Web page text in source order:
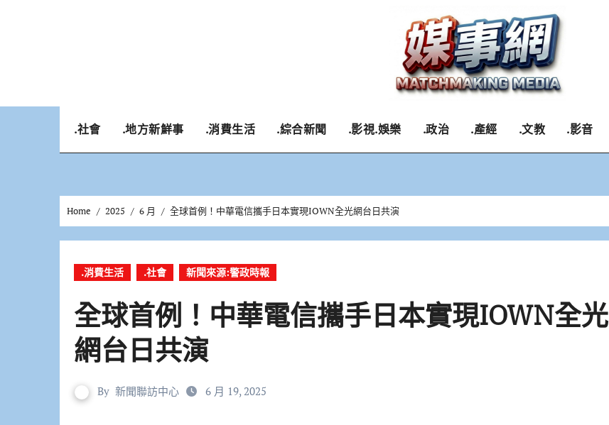
.社會 .地方新鮮事 .消費生活 .綜合新聞 .影視.娛樂 .政治 .產經 .文教 .影音
Home 2025 6 月 全球首例！中華電信攜手日本實現IOWN全光網台日共演
.消費生活 .社會 新聞來源:警政時報
全球首例！中華電信攜手日本實現IOWN全光
網台日共演
By 新聞聯訪中心 6 月 19, 2025